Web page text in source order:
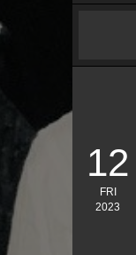
12
FRI
2023